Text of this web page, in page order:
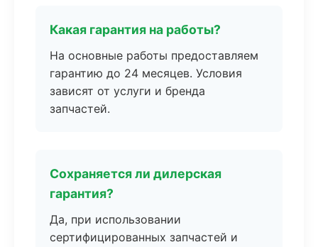
Какая гарантия на работы?
На основные работы предоставляем
гарантию до 24 месяцев. Условия
зависят от услуги и бренда
запчастей.
Сохраняется ли дилерская
гарантия?
Да, при использовании
сертифицированных запчастей и